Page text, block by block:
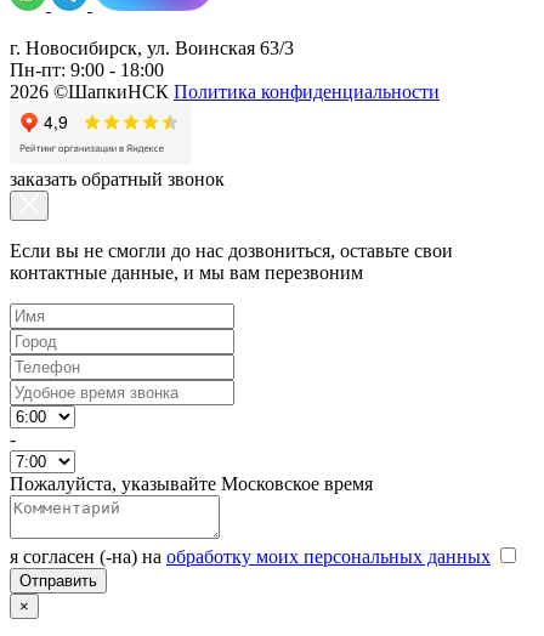
г. Новосибирск, ул. Воинская 63/3
Пн-пт: 9:00 - 18:00
2026 ©ШапкиНСК Политика конфиденциальности
заказать обратный звонок
Если вы не смогли до нас дозвониться, оставьте свои
контактные данные, и мы вам перезвоним
-
Пожалуйста, указывайте Московское время
я согласен (-на) на обработку моих персональных данных
×